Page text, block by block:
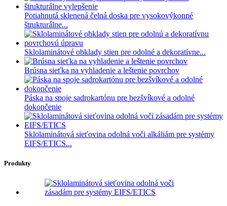
Potiahnutá sklenená čelná doska pre vysokovýkonné
štrukturálne...
Sklolaminátové obklady stien pre odolné a dekoratívne...
Brúsna sieťka na vyhladenie a leštenie povrchov
Páska na spoje sadrokartónu pre bezšvíkové a odolné
dokončenie
Sklolaminátová sieťovina odolná voči alkáliám pre systémy
EIFS/ETICS...
Produkty